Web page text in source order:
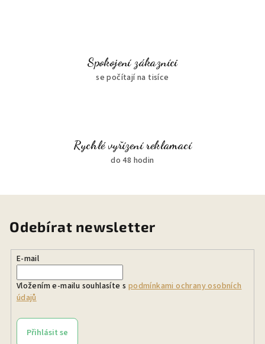
Spokojení zákazníci
se počítají na tisíce
Rychlé vyřízení reklamací
do 48 hodin
Odebírat newsletter
E-mail
Vložením e-mailu souhlasíte s podmínkami ochrany osobních
údajů
Přihlásit se